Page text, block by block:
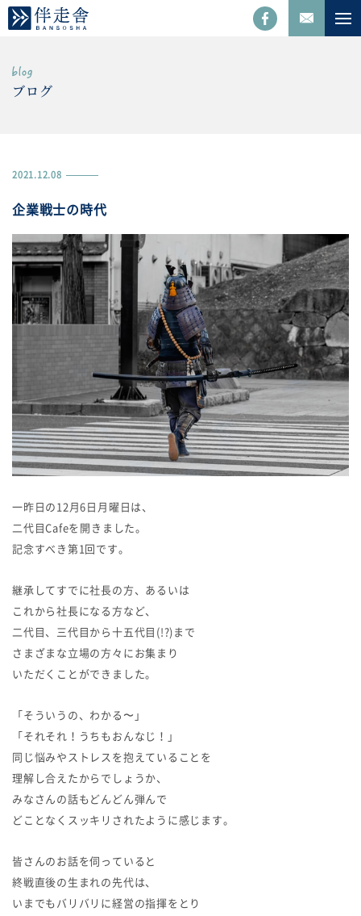
ブログ
2021.12.08
企業戦士の時代
一昨日の12月6日月曜日は、
二代目Cafeを開きました。
記念すべき第1回です。
継承してすでに社長の方、あるいは
これから社長になる方など、
二代目、三代目から十五代目(!?)まで
さまざまな立場の方々にお集まり
いただくことができました。
「そういうの、わかる〜」
「それそれ！うちもおんなじ！」
同じ悩みやストレスを抱えていることを
理解し合えたからでしょうか、
みなさんの話もどんどん弾んで
どことなくスッキリされたように感じます。
皆さんのお話を伺っていると
終戦直後の生まれの先代は、
いまでもバリバリに経営の指揮をとり